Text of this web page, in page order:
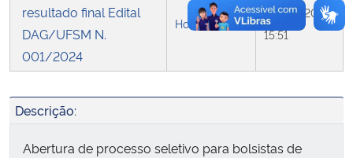
resultado final Edital
DAG/UFSM N.
001/2024
Homologação
04/04/2024
15:51
Descrição:
Abertura de processo seletivo para bolsistas de